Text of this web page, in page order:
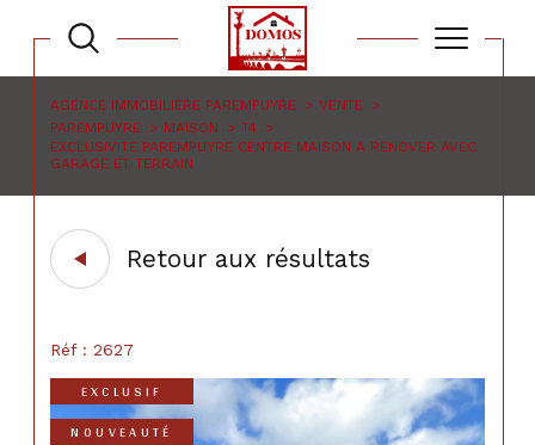
AGENCE IMMOBILIÈRE PAREMPUYRE
VENTE
PAREMPUYRE
MAISON
T4
EXCLUSIVITE PAREMPUYRE CENTRE MAISON A RENOVER AVEC
GARAGE ET TERRAIN
Retour aux résultats
Réf : 2627
EXCLUSIF
NOUVEAUTÉ